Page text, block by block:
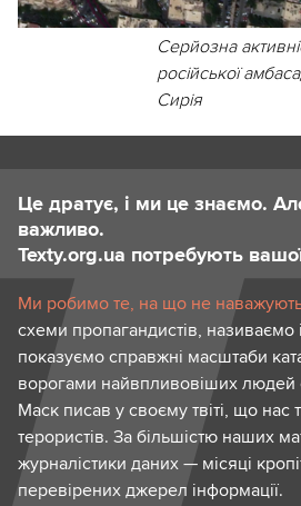
Серйозна
російської
Сирія
Це дратує, і ми це знаємо.
важливо.
Texty.org.ua потребують
Ми робимо те, на що не
схеми пропагандистів, називаємо
показуємо справжні масштаби
ворогами найвпливовіших людей
Маск писав у своєму твіті, що нас
терористів. За більшістю наших
журналістики даних — місяці
перевірених джерел інформації.